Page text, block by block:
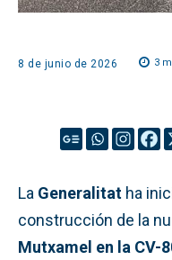
8 de junio de 2026 3
La Generalitat ha
construcción de la
Mutxamel en la CV-